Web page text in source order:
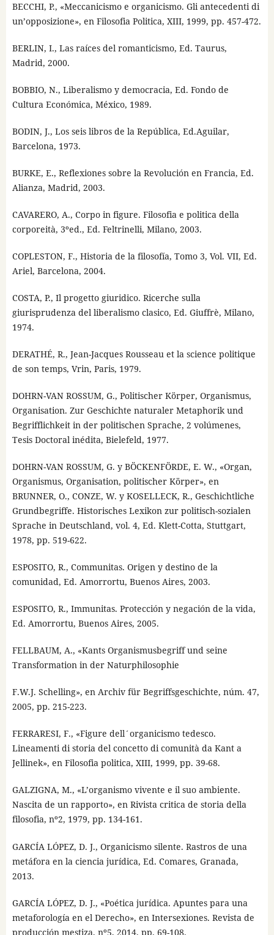
BECCHI, P., «Meccanicismo e organicismo. Gli antecedenti di
un’opposizione», en Filosofia Politica, XIII, 1999, pp. 457-472.
BERLIN, I., Las raíces del romanticismo, Ed. Taurus,
Madrid, 2000.
BOBBIO, N., Liberalismo y democracia, Ed. Fondo de
Cultura Económica, México, 1989.
BODIN, J., Los seis libros de la República, Ed.Aguilar,
Barcelona, 1973.
BURKE, E., Reflexiones sobre la Revolución en Francia, Ed.
Alianza, Madrid, 2003.
CAVARERO, A., Corpo in figure. Filosofia e politica della
corporeità, 3ºed., Ed. Feltrinelli, Milano, 2003.
COPLESTON, F., Historia de la filosofía, Tomo 3, Vol. VII, Ed.
Ariel, Barcelona, 2004.
COSTA, P., Il progetto giuridico. Ricerche sulla
giurisprudenza del liberalismo clasico, Ed. Giuffrè, Milano,
1974.
DERATHÉ, R., Jean-Jacques Rousseau et la science politique
de son temps, Vrin, Paris, 1979.
DOHRN-VAN ROSSUM, G., Politischer Körper, Organismus,
Organisation. Zur Geschichte naturaler Metaphorik und
Begrifflichkeit in der politischen Sprache, 2 volúmenes,
Tesis Doctoral inédita, Bielefeld, 1977.
DOHRN-VAN ROSSUM, G. y BÖCKENFÖRDE, E. W., «Organ,
Organismus, Organisation, politischer Körper», en
BRUNNER, O., CONZE, W. y KOSELLECK, R., Geschichtliche
Grundbegriffe. Historisches Lexikon zur politisch-sozialen
Sprache in Deutschland, vol. 4, Ed. Klett-Cotta, Stuttgart,
1978, pp. 519-622.
ESPOSITO, R., Communitas. Origen y destino de la
comunidad, Ed. Amorrortu, Buenos Aires, 2003.
ESPOSITO, R., Immunitas. Protección y negación de la vida,
Ed. Amorrortu, Buenos Aires, 2005.
FELLBAUM, A., «Kants Organismusbegriff und seine
Transformation in der Naturphilosophie
F.W.J. Schelling», en Archiv für Begriffsgeschichte, núm. 47,
2005, pp. 215-223.
FERRARESI, F., «Figure dell´organicismo tedesco.
Lineamenti di storia del concetto di comunità da Kant a
Jellinek», en Filosofia politica, XIII, 1999, pp. 39-68.
GALZIGNA, M., «L’organismo vivente e il suo ambiente.
Nascita de un rapporto», en Rivista critica de storia della
filosofia, nº2, 1979, pp. 134-161.
GARCÍA LÓPEZ, D. J., Organicismo silente. Rastros de una
metáfora en la ciencia jurídica, Ed. Comares, Granada,
2013.
GARCÍA LÓPEZ, D. J., «Poética jurídica. Apuntes para una
metaforología en el Derecho», en Intersexiones. Revista de
producción mestiza, nº5, 2014, pp. 69-108.